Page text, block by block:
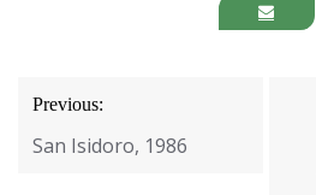
Navegación
de
Previous:
San Isidoro, 1986